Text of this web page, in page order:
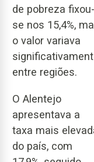
de pobreza fixou-
se nos 15,4%,
o valor variava
entre regiões.
O Alentejo
apresentava a
taxa mais
do país, com